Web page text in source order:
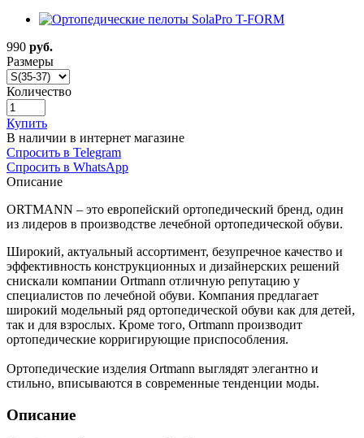
990 руб.
Размеры
Количество
Купить
В наличии в интернет магазине
Спросить в Telegram
Спросить в WhatsApp
Описание
ORTMANN – это европейский ортопедический бренд, один
из лидеров в производстве лечебной ортопедической обуви.
Широкий, актуальный ассортимент, безупречное качество и
эффективность конструкционных и дизайнерских решений
снискали компании Ortmann отличную репутацию у
специалистов по лечебной обуви. Компания предлагает
широкий модельный ряд ортопедической обуви как для детей,
так и для взрослых. Кроме того, Ortmann производит
ортопедические корригирующие приспособления.
Ортопедические изделия Ortmann выглядят элегантно и
стильно, вписываются в современные тенденции моды.
Описание